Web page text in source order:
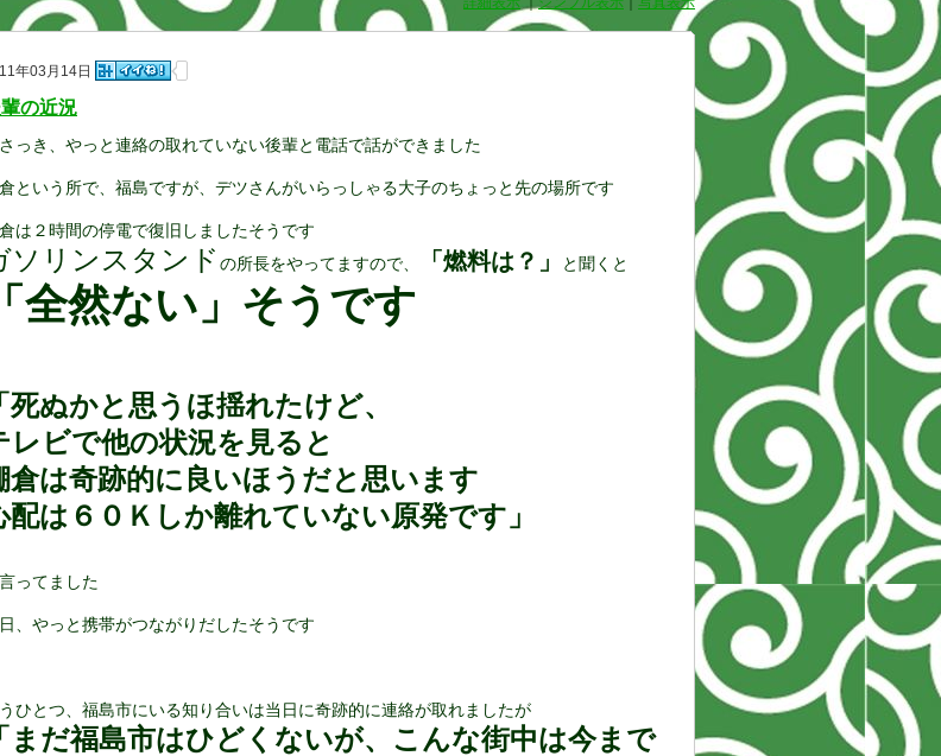
年03月14日
の近況
っき、やっと連絡の取れていない後輩と電話で話ができました
という所で、福島ですが、デツさんがいらっしゃる大子のちょっと先の場所です
は２時間の停電で復旧しましたそうです
ソリンスタンド の所長をやってますので、 「燃料は？」 と聞くと
「全然ない」そうです
死ぬかと思うほ揺れたけど、
レビで他の状況を見ると
倉は奇跡的に良いほうだと思います
配は６０Ｋしか離れていない原発です」
ってました
、やっと携帯がつながりだしたそうです
ひとつ、福島市にいる知り合いは当日に奇跡的に連絡が取れましたが
まだ福島市はひどくないが、こんな街中は今まで